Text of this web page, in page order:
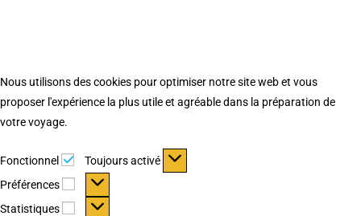
Nous utilisons des cookies pour optimiser notre site web et vous
proposer l'expérience la plus utile et agréable dans la préparation de
votre voyage.
Fonctionnel Fonctionnel
Toujours activé
Préférences
Préférences
Statistiques Statistiques